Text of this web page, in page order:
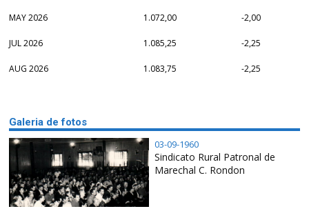
MAY 2026 1.072,00 -2,00
JUL 2026 1.085,25 -2,25
AUG 2026 1.083,75 -2,25
Galeria de fotos
03-09-1960
Sindicato Rural Patronal de
Marechal C. Rondon